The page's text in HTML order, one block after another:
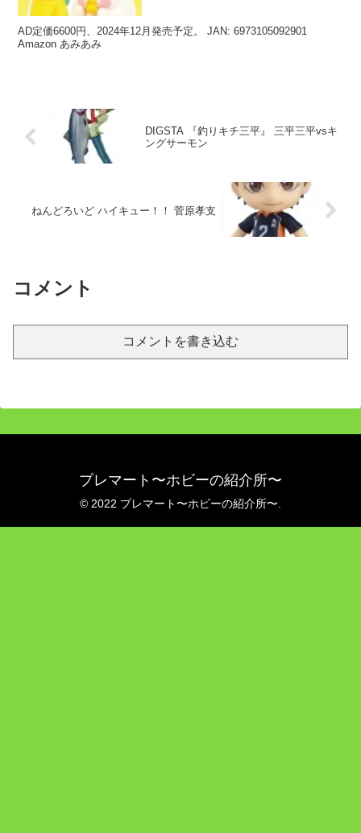
AD定価6600円、2024年12月発売予定。 JAN: 6973105092901
Amazon あみあみ
DIGSTA 『釣りキチ三平』 三平三平vsキ
ングサーモン
ねんどろいど ハイキュー！！ 菅原孝支
コメント
コメントを書き込む
プレマート〜ホビーの紹介所〜
© 2022 プレマート〜ホビーの紹介所〜.